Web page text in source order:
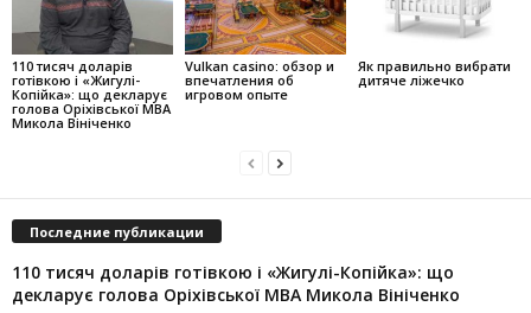
110 тисяч доларів
готівкою і «Жигулі-
Копійка»: що декларує
голова Оріхівської МВА
Микола Вініченко
Vulkan casino: обзор и
впечатления об
игровом опыте
Як правильно вибрати
дитяче ліжечко
Последние публикации
110 тисяч доларів готівкою і «Жигулі-Копійка»: що
декларує голова Оріхівської МВА Микола Вініченко